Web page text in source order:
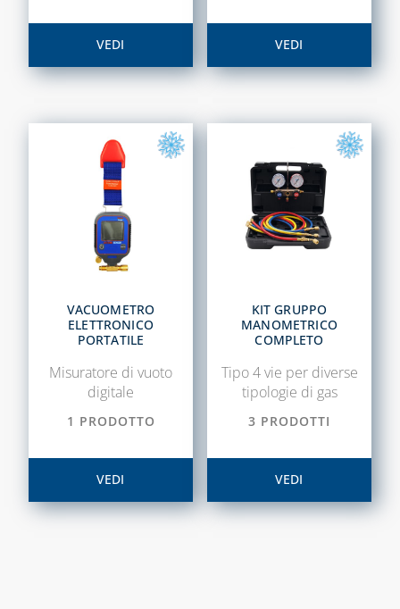
RIDUTTORI DI
VALVOLE A
FARFALLA E FILTRI
A Y
VALVOLE DI ZONA
VALVOLE
RITEGNO, FONDO
E SICUREZZA
CAPITOLO 07
CASSETTE E
SPORTELLI PER
CONTATORI
ACQUA E
INTERCETTAZIONE
CASSETTE E
SPORTELLI PER
VEDI VEDI
VACUOMETRO
ELETTRONICO
PORTATILE
Misuratore di vuoto
digitale
1 PRODOTTO
VEDI
KIT GRUPPO
MANOMETRICO
COMPLETO
Tipo 4 vie per diverse
tipologie di gas
3 PRODOTTI
VEDI